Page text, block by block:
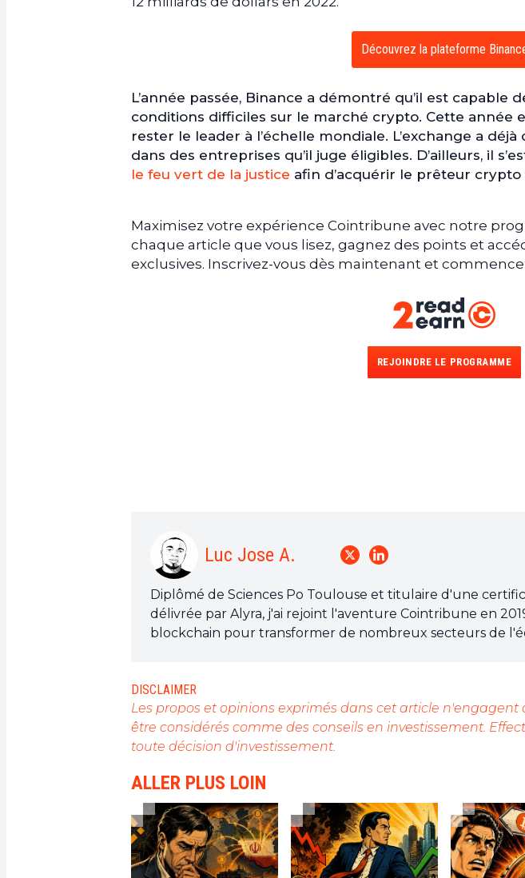
Découvrez la plateforme
L’année passée, Binance a démontré qu’il est capable
conditions difficiles sur le marché crypto. Cette année
rester le leader à l’échelle mondiale. L’exchange a
dans des entreprises qu’il juge éligibles. D’ailleurs, il
le feu vert de la justice afin d’acquérir le prêteur crypto
Maximisez votre expérience Cointribune avec notre
chaque article que vous lisez, gagnez des points et
exclusives. Inscrivez-vous dès maintenant et
REJOINDRE LE PROGRAMME
Luc Jose A.
Diplômé de Sciences Po Toulouse et titulaire d'une
délivrée par Alyra, j'ai rejoint l'aventure Cointribune en
blockchain pour transformer de nombreux secteurs de
opportunités qu'elle offre. Je m'efforce chaque jour de
l'actualité, de décrypter les tendances du marché, de
technologiques et de mettre en perspective les enjeux
révolution en marche.
DISCLAIMER
Les propos et opinions exprimés dans cet article
être considérés comme des conseils en investissement.
toute décision d'investissement.
ALLER PLUS LOIN